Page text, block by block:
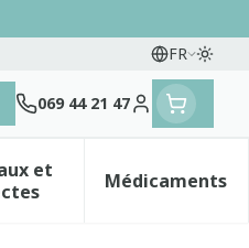
FR
Langues
069 44 21 47
Menu client
Naturopathie
pour la catégorie
et
Afficher le sous-menu
Médicaments
Afficher